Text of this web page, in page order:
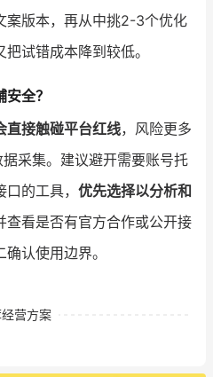
案版本，再从中挑2-3个优化
试错成本降到较低。
全？
直接触碰平台红线，风险更多
采集。建议避开需要账号托
的工具， 优先选择以分析和
查看是否有官方合作或公开接
认使用边界。
营方案